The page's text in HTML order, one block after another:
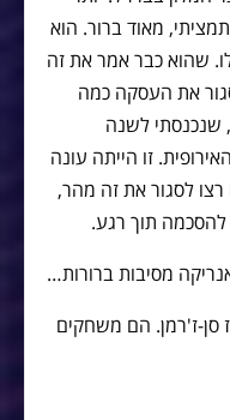
מאוד ברור. הוא
שהוא כבר אמר את זה
את העסקה כמה
שנכנסתי לשנה
זו הייתה עונה
לסגור את זה מהר,
להסכמה תוך רגע.
מסיבות ברורות…
סן-ז'רמן. הם משחקים